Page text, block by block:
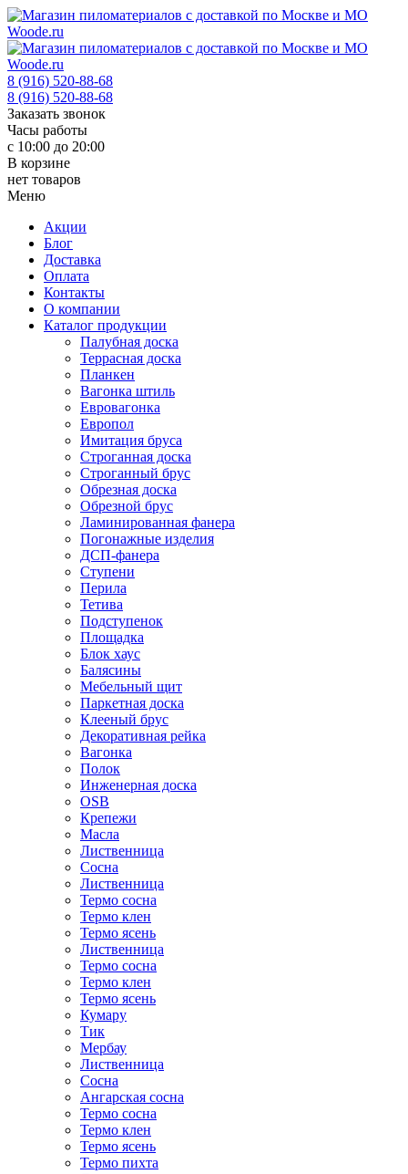
8 (916) 520-88-68
8 (916) 520-88-68
Заказать звонок
Часы работы
с 10:00 до 20:00
В корзине
нет товаров
Меню
Акции
Блог
Доставка
Оплата
Контакты
О компании
Каталог продукции
Палубная доска
Террасная доска
Планкен
Вагонка штиль
Евровагонка
Европол
Имитация бруса
Строганная доска
Строганный брус
Обрезная доска
Обрезной брус
Ламинированная фанера
Погонажные изделия
ДСП-фанера
Ступени
Перила
Тетива
Подступенок
Площадка
Блок хаус
Балясины
Мебельный щит
Паркетная доска
Клееный брус
Декоративная рейка
Вагонка
Полок
Инженерная доска
OSB
Крепежи
Масла
Лиственница
Сосна
Лиственница
Термо сосна
Термо клен
Термо ясень
Лиственница
Термо сосна
Термо клен
Термо ясень
Кумару
Тик
Мербау
Лиственница
Сосна
Ангарская сосна
Термо сосна
Термо клен
Термо ясень
Термо пихта